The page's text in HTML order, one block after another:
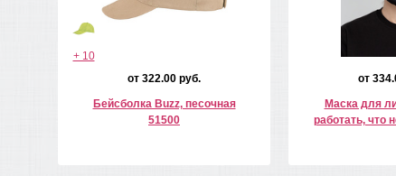
+ 10
от 322.00 руб.
Бейсболка Buzz, песочная
51500
от
Маска для
работать, что